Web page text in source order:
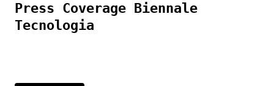
Press Coverage Biennale
Tecnologia